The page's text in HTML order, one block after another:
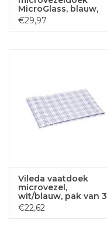
MicroGlass, blauw,
pak van 3 stuks
€29,97
Vileda vaatdoek
microvezel,
wit/blauw, pak van 3
stuks
€22,62